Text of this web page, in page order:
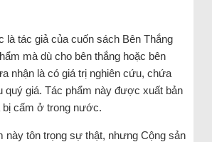
là tác giả của cuốn sách Bên Thắng
mà dù cho bên thắng hoặc bên
nhận là có giá trị nghiên cứu, chứa
quý giá. Tác phẩm này được xuất bản
cấm ở trong nước.
này tôn trọng sự thật, nhưng Cộng sản